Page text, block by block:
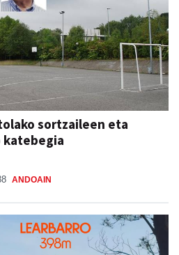
sortzaileen eta
katebegia
ANDOAIN